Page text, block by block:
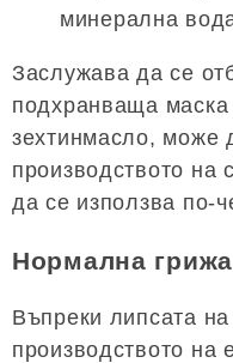
минерална
Заслужава да се
подхранваща маска
зехтинмасло, може
производството на
да се използва по-
Нормална
Въпреки липсата
производството на